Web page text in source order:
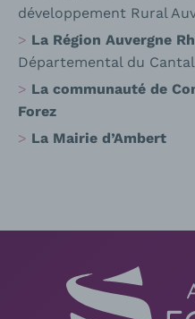
développement Rural
La Région Auvergne
Départemental du Cantal
La communauté de
Forez
La Mairie d’Ambert